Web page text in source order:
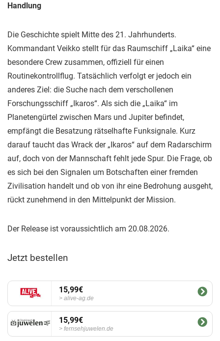
Handlung
Die Geschichte spielt Mitte des 21. Jahrhunderts.
Kommandant Veikko stellt für das Raumschiff „Laika“ eine
besondere Crew zusammen, offiziell für einen
Routinekontrollflug. Tatsächlich verfolgt er jedoch ein
anderes Ziel: die Suche nach dem verschollenen
Forschungsschiff „Ikaros“. Als sich die „Laika“ im
Planetengürtel zwischen Mars und Jupiter befindet,
empfängt die Besatzung rätselhafte Funksignale. Kurz
darauf taucht das Wrack der „Ikaros“ auf dem Radarschirm
auf, doch von der Mannschaft fehlt jede Spur. Die Frage, ob
es sich bei den Signalen um Botschaften einer fremden
Zivilisation handelt und ob von ihr eine Bedrohung ausgeht,
rückt zunehmend in den Mittelpunkt der Mission.
Der Release ist voraussichtlich am 20.08.2026.
Jetzt bestellen
15,99€
alive-ag.de
15,99€
fernsehjuwelen.de